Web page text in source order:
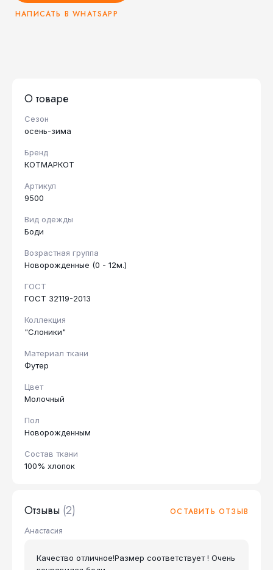
НАПИСАТЬ В WHATSAPP
О товаре
Сезон
осень-зима
Бренд
КОТМАРКОТ
Артикул
9500
Вид одежды
Боди
Возрастная группа
Новорожденные (0 - 12м.)
ГОСТ
ГОСТ 32119-2013
Коллекция
"Слоники"
Материал ткани
Футер
Цвет
Молочный
Пол
Новорожденным
Состав ткани
100% хлопок
Отзывы (2) ОСТАВИТЬ ОТЗЫВ
Анастасия
Качество отличное!Размер соответствует ! Очень